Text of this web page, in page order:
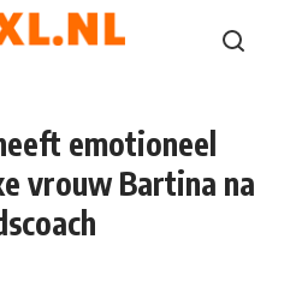
emotioneel
vrouw Bartina na